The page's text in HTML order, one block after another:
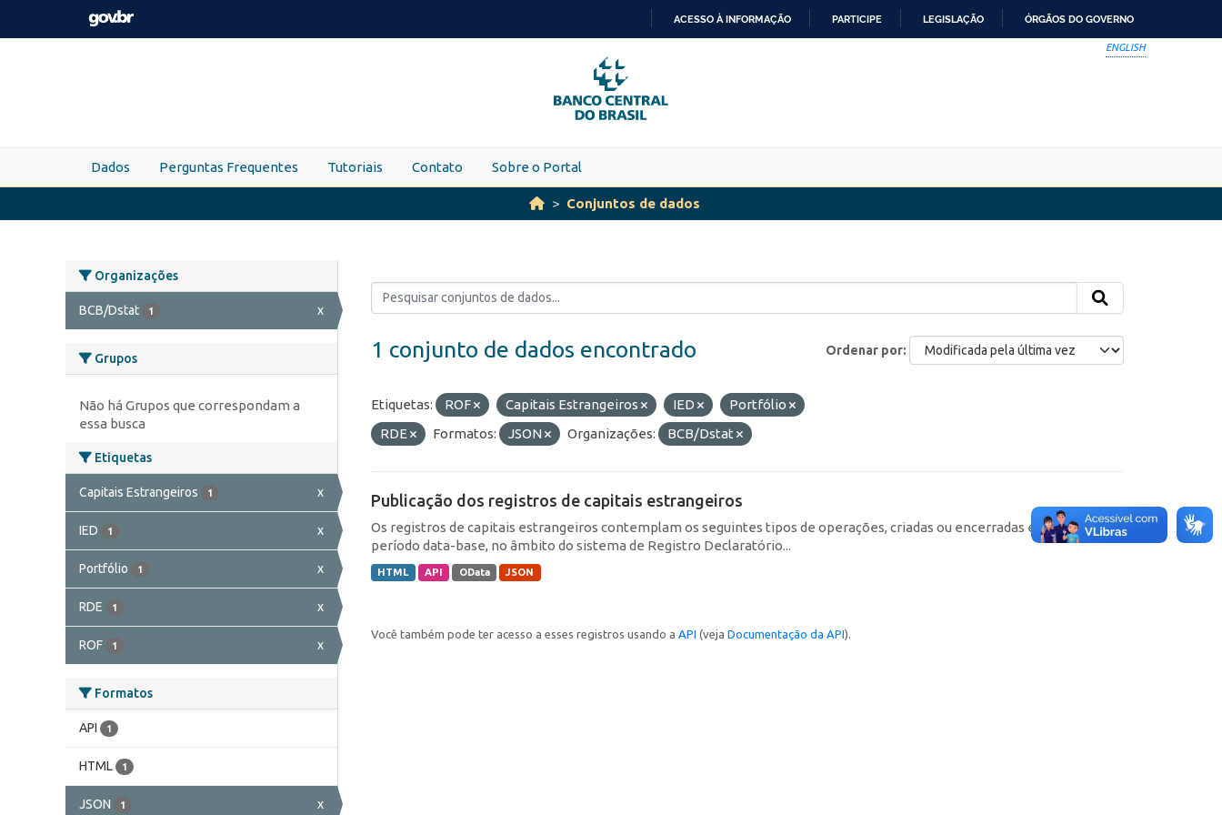
Skip to main content
PARA
O
CONTEÚDO
ACESSO À INFORMAÇÃO PARTICIPE LEGISLAÇÃO ÓRGÃOS DO GOVERNO
ENGLISH
Dados Perguntas Frequentes Tutoriais Contato Sobre o Portal
Conjuntos de dados
Organizações
BCB/Dstat 1 x
Grupos
Não há Grupos que correspondam a
essa busca
Etiquetas
Capitais Estrangeiros 1 x
IED 1 x
Portfólio 1 x
RDE 1 x
ROF 1 x
Formatos
API 1
HTML 1
JSON 1 x
Ordenar por
1 conjunto de dados encontrado
Etiquetas: ROF Capitais Estrangeiros IED
Portfólio
RDE
Formatos: JSON Organizações: BCB/Dstat
Publicação dos registros de capitais estrangeiros
Os registros de capitais estrangeiros contemplam os seguintes tipos de operações, criadas ou encerradas em cada
período data-base, no âmbito do sistema de Registro Declaratório...
HTML API OData JSON
Você também pode ter acesso a esses registros usando a API (veja Documentação da API).